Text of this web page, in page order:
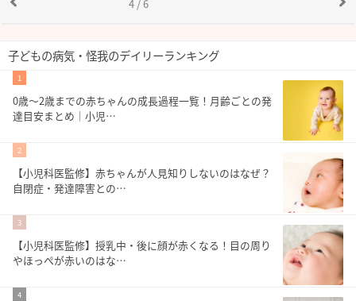
4 / 6
子どもの病気・怪我のデイリーランキング
1
0歳〜2歳までの赤ちゃんの成長過程一覧！月齢ごとの発
達目安まとめ｜小児…
2
【小児科医監修】赤ちゃんが人見知りしないのはなぜ？
自閉症・発達障害との…
3
【小児科医監修】授乳中・後に顔が赤くなる！目の周り
やほっぺが赤いのはな…
4